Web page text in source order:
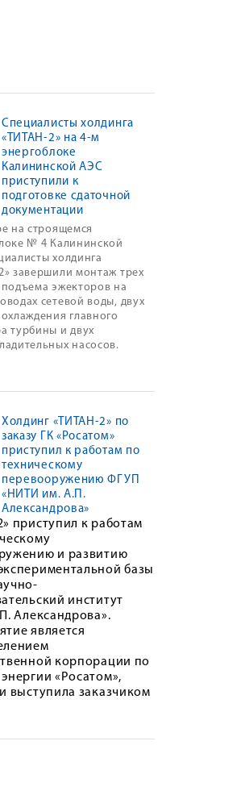
Специалисты холдинга
«ТИТАН-2» на 4-м
энергоблоке
Калининской АЭС
приступили к
подготовке сдаточной
документации
на строящемся
№ 4 Калининской
холдинга
завершили монтаж трех
подъема эжекторов на
сетевой воды, двух
главного
турбины и двух
насосов.
Холдинг «ТИТАН-2» по
заказу ГК «Росатом»
приступил к работам по
техническому
перевооружению ФГУП
«НИТИ им. А.П.
Александрова»
приступил к работам
и развитию
базы
институт
Александрова».
является
корпорации по
«Росатом»,
выступила заказчиком